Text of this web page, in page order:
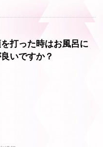
打った時はお風呂に
いですか？